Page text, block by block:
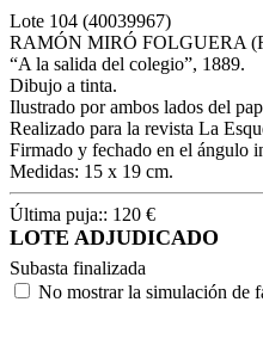
Lote 104 (40039967)
RAMÓN MIRÓ FOLGUERA
“A la salida del colegio”, 1889.
Dibujo a tinta.
Ilustrado por ambos lados del
Realizado para la revista La
Firmado y fechado en el ángulo
Medidas: 15 x 19 cm.
Última puja:: 120 €
LOTE ADJUDICADO
Subasta finalizada
No mostrar la simulación de